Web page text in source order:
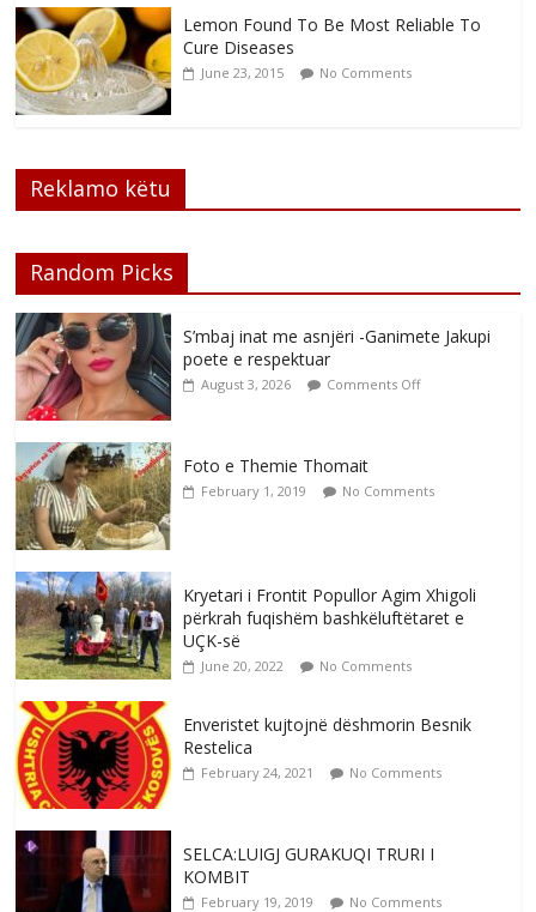
Lemon Found To Be Most Reliable To
Cure Diseases
June 23, 2015 No Comments
Reklamo këtu
Random Picks
S’mbaj inat me asnjëri -Ganimete Jakupi
poete e respektuar
August 3, 2026 Comments Off
Foto e Themie Thomait
February 1, 2019 No Comments
Kryetari i Frontit Popullor Agim Xhigoli
përkrah fuqishëm bashkëluftëtaret e
UÇK-së
June 20, 2022 No Comments
Enveristet kujtojnë dëshmorin Besnik
Restelica
February 24, 2021 No Comments
SELCA:LUIGJ GURAKUQI TRURI I
KOMBIT
February 19, 2019 No Comments